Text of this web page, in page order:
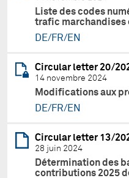
Liste des codes
trafic marchandises
DE/FR/EN
Circular letter 20/
14 novembre 2024
Modifications aux
DE/FR/EN
Circular letter 13/
28 juin 2024
Détermination des
contributions 2025